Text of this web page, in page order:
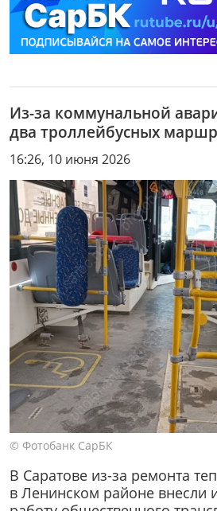
Из-за коммунальной
два троллейбусных
16:26, 10 июня 2026
© Фотобанк СарБК
В Саратове из-за ремонта
в Ленинском районе внесли